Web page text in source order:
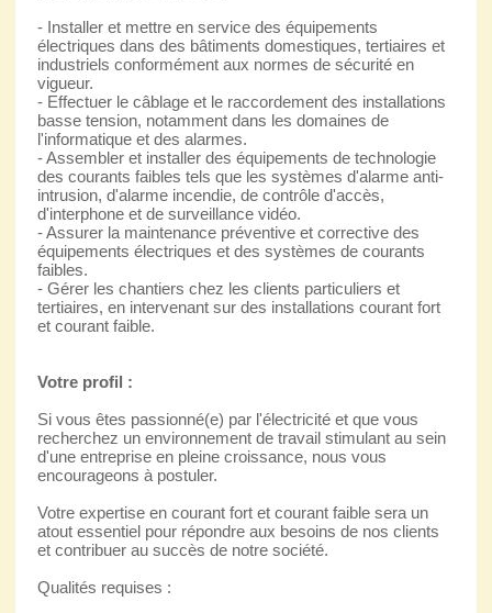
- Installer et mettre en service des équipements
électriques dans des bâtiments domestiques, tertiaires et
industriels conformément aux normes de sécurité en
vigueur.
- Effectuer le câblage et le raccordement des installations
basse tension, notamment dans les domaines de
l'informatique et des alarmes.
- Assembler et installer des équipements de technologie
des courants faibles tels que les systèmes d'alarme anti-
intrusion, d'alarme incendie, de contrôle d'accès,
d'interphone et de surveillance vidéo.
- Assurer la maintenance préventive et corrective des
équipements électriques et des systèmes de courants
faibles.
- Gérer les chantiers chez les clients particuliers et
tertiaires, en intervenant sur des installations courant fort
et courant faible.
Votre profil :
Si vous êtes passionné(e) par l'électricité et que vous
recherchez un environnement de travail stimulant au sein
d'une entreprise en pleine croissance, nous vous
encourageons à postuler.
Votre expertise en courant fort et courant faible sera un
atout essentiel pour répondre aux besoins de nos clients
et contribuer au succès de notre société.
Qualités requises :